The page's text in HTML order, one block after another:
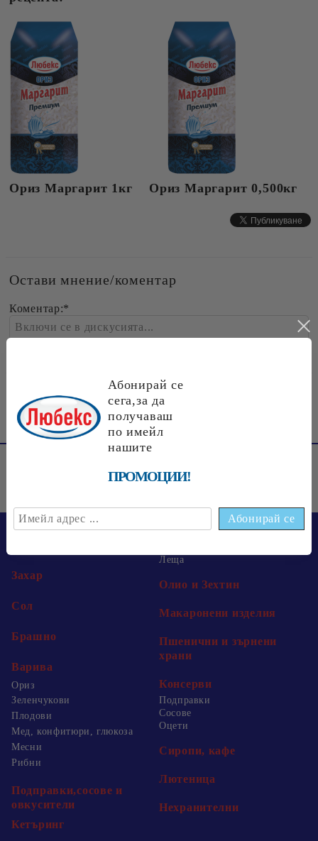
Ориз Маргарит 1кг Ориз Маргарит 0,500кг
Остави мнение/коментар
Коментар:*
Захар
Сол
Брашно
Варива
Ориз
Леща
Олио и Зехтин
Макаронени изделия
Пшенични и зърнени
храни
Консерви
Зеленчукови
Плодови
Мед, конфитюри, глюкоза
Месни
Рибни
Подправки,сосове и
овкусители
Подправки
Сосове
Оцети
Сиропи, кафе
Лютеница
Нехранителни
Кетъринг
Абонирай се
сега,за да
получаваш
по имейл
нашите
ПРОМОЦИИ!